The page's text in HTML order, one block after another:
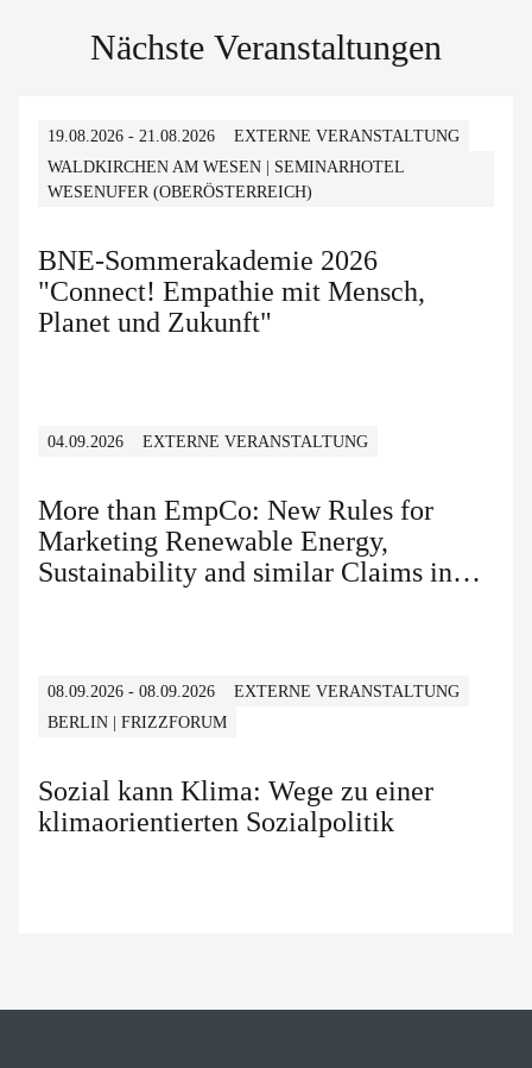
Nächste Veranstaltungen
19.08.2026 - 21.08.2026
EXTERNE VERANSTALTUNG
WALDKIRCHEN AM WESEN | SEMINARHOTEL
WESENUFER (OBERÖSTERREICH)
BNE-Sommerakademie 2026
"Connect! Empathie mit Mensch,
Planet und Zukunft"
04.09.2026 EXTERNE VERANSTALTUNG
More than EmpCo: New Rules for
Marketing Renewable Energy,
Sustainability and similar Claims in
08.09.2026 - 08.09.2026
EXTERNE VERANSTALTUNG
BERLIN | FRIZZFORUM
Sozial kann Klima: Wege zu einer
klimaorientierten Sozialpolitik